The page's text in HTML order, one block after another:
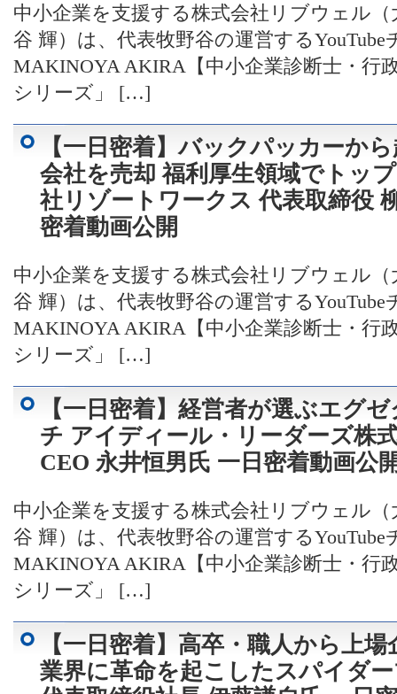
中小企業を支援する株式会社リブウェル
谷 輝）は、代表牧野谷の運営する
MAKINOYA AKIRA【中小企業診断士・行
シリーズ」 […]
【一日密着】バックパッカーか
会社を売却 福利厚生領域でトッ
社リゾートワークス 代表取締役
密着動画公開
中小企業を支援する株式会社リブウェル
谷 輝）は、代表牧野谷の運営する
MAKINOYA AKIRA【中小企業診断士・行
シリーズ」 […]
【一日密着】経営者が選ぶエグ
チ アイディール・リーダーズ株
CEO 永井恒男氏 一日密着動画公
中小企業を支援する株式会社リブウェル
谷 輝）は、代表牧野谷の運営する
MAKINOYA AKIRA【中小企業診断士・行
シリーズ」 […]
【一日密着】高卒・職人から上
業界に革命を起こしたスパイダ